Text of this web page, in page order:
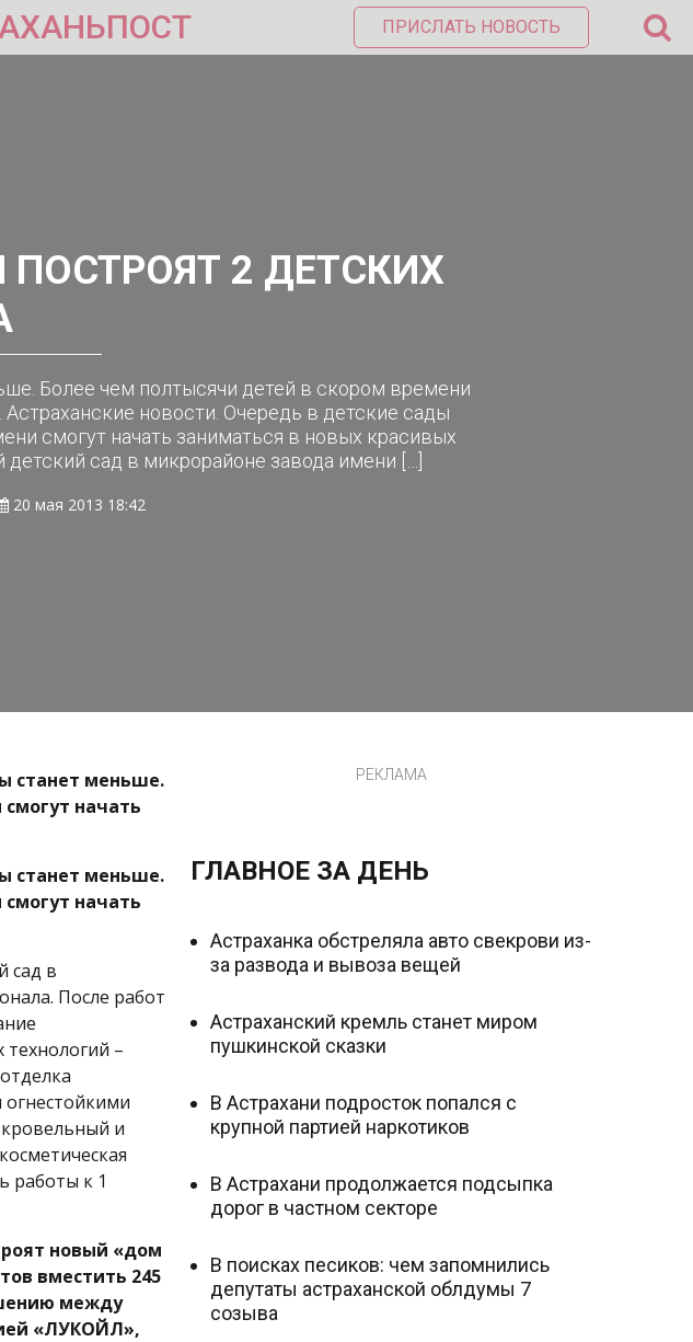
ПРИСЛАТЬ НОВОСТЬ
ПОСТРОЯТ 2 ДЕТСКИХ
Более чем полтысячи детей в скором времени
новости. Очередь в детские сады
смогут начать заниматься в новых красивых
сад в микрорайоне завода имени […]
20 мая 2013 18:42
станет меньше.
начать
станет меньше.
начать
сад в
После работ
технологий –
и
работы к 1
новый «дом
вместить 245
между
«ЛУКОЙЛ»,
РЕКЛАМА
ГЛАВНОЕ ЗА ДЕНЬ
Астраханка обстреляла авто свекрови из-
за развода и вывоза вещей
Астраханский кремль станет миром
пушкинской сказки
В Астрахани подросток попался с
крупной партией наркотиков
В Астрахани продолжается подсыпка
дорог в частном секторе
В поисках песиков: чем запомнились
депутаты астраханской облдумы 7
созыва